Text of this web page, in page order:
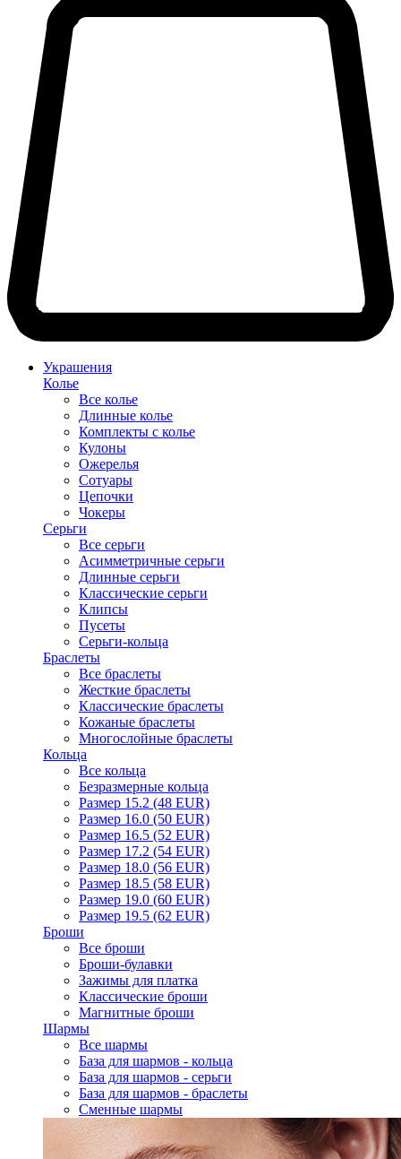
Украшения
Колье
Все колье
Длинные колье
Комплекты с колье
Кулоны
Ожерелья
Сотуары
Цепочки
Чокеры
Серьги
Все серьги
Асимметричные серьги
Длинные серьги
Классические серьги
Клипсы
Пусеты
Серьги-кольца
Браслеты
Все браслеты
Жесткие браслеты
Классические браслеты
Кожаные браслеты
Многослойные браслеты
Кольца
Все кольца
Безразмерные кольца
Размер 15.2 (48 EUR)
Размер 16.0 (50 EUR)
Размер 16.5 (52 EUR)
Размер 17.2 (54 EUR)
Размер 18.0 (56 EUR)
Размер 18.5 (58 EUR)
Размер 19.0 (60 EUR)
Размер 19.5 (62 EUR)
Броши
Все броши
Броши-булавки
Зажимы для платка
Классические броши
Магнитные броши
Шармы
Все шармы
База для шармов - кольца
База для шармов - серьги
База для шармов - браслеты
Сменные шармы